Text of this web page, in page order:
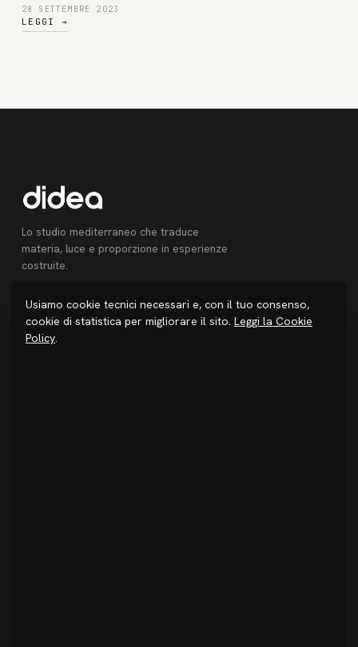
28 SETTEMBRE 2023
LEGGI →
Lo studio mediterraneo che traduce
materia, luce e proporzione in esperienze
costruite.
STUDIO
Chi siamo
Usiamo cookie tecnici necessari e, con il tuo consenso,
cookie di statistica per migliorare il sito. Leggi la Cookie
Policy.